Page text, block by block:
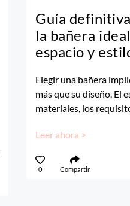
Guía
la bañera
espacio y
Elegir una bañera
más que su diseño. El
materiales, los
Leer ahora >
0 Compartir